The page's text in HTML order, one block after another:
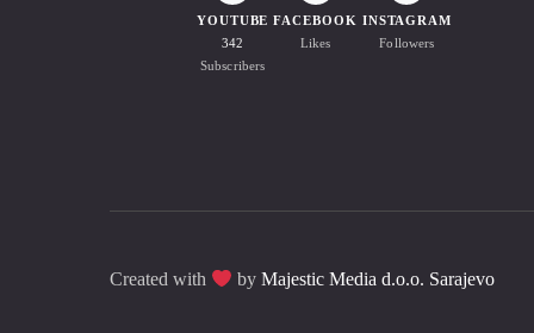
YOUTUBE
342
Subscribers
FACEBOOK
Likes
INSTAGRAM
Followers
Created with byMajestic Media d.o.o. Sarajevo